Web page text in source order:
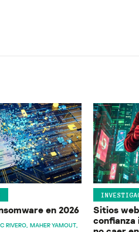
en 2026
RIVERO MAHER YAMOUT
Sitios
confianza